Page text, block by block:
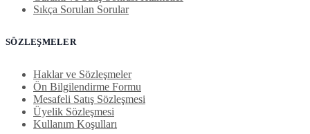
Sıkça Sorulan Sorular
SÖZLEŞMELER
Haklar ve Sözleşmeler
Ön Bilgilendirme Formu
Mesafeli Satış Sözleşmesi
Üyelik Sözleşmesi
Kullanım Koşulları